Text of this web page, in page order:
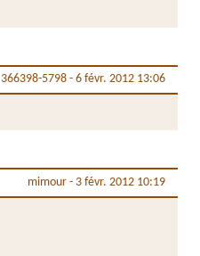
366398-5798 - 6 févr. 2012 13:06
mimour - 3 févr. 2012 10:19